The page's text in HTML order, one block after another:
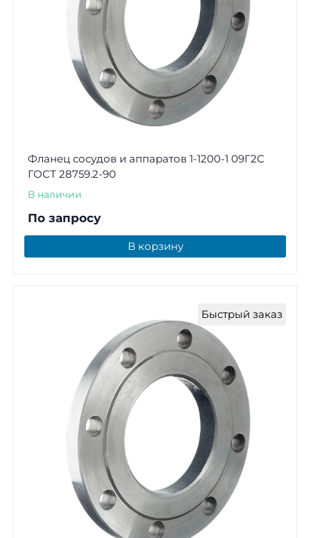
Фланец сосудов и аппаратов 1-1200-1 09Г2С
ГОСТ 28759.2-90
В наличии
По запросу
В корзину
Быстрый заказ